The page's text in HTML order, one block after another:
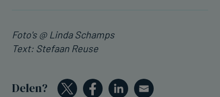
Foto's @ Linda Schamps
Text: Stefaan Reuse
Delen?